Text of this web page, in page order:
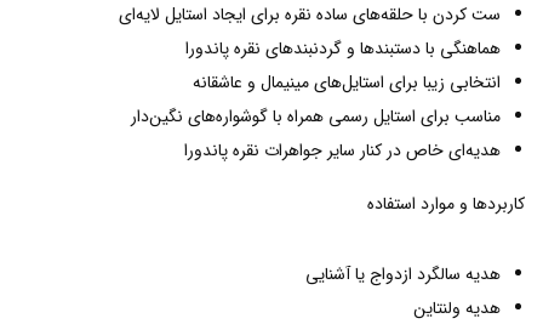
ست کردن با حلقه‌های ساده نقره برای ایجاد استایل لایه‌ای
هماهنگی با دستبندها و گردنبندهای نقره پاندورا
انتخابی زیبا برای استایل‌های مینیمال و عاشقانه
مناسب برای استایل رسمی همراه با گوشواره‌های نگین‌دار
هدیه‌ای خاص در کنار سایر جواهرات نقره پاندورا
کاربردها و موارد استفاده
هدیه سالگرد ازدواج یا آشنایی
هدیه ولنتاین